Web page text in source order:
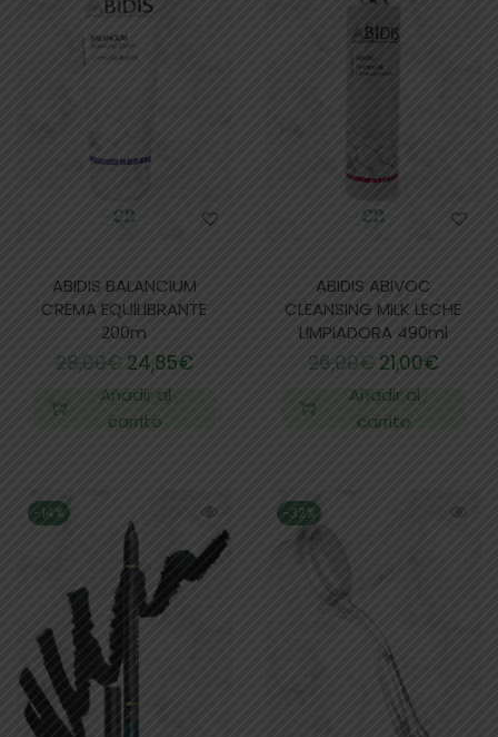
ABIDIS BALANCIUM
CREMA EQUILIBRANTE
200m
28,00€ 24,85€
Añadir al
carrito
ABIDIS ABIVOC
CLEANSING MILK LECHE
LIMPIADORA 490ml
26,00€ 21,00€
Añadir al
carrito
-14% -32%